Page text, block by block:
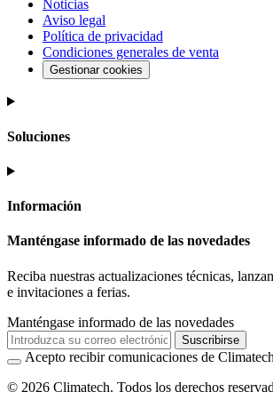
Noticias
Aviso legal
Política de privacidad
Condiciones generales de venta
Gestionar cookies
Soluciones
Información
Manténgase informado de las novedades
Reciba nuestras actualizaciones técnicas,
e invitaciones a ferias.
Manténgase informado de las novedades
Suscribirse
Acepto recibir comunicaciones de Climatech
© 2026 Climatech. Todos los derechos